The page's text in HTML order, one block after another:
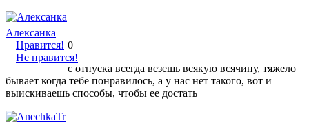
Алексанка
Нравится!
Не нравится!
0
с отпуска всегда везешь всякую всячину, тяжело
бывает когда тебе понравилось, а у нас нет такого, вот и
выискиваешь способы, чтобы ее достать